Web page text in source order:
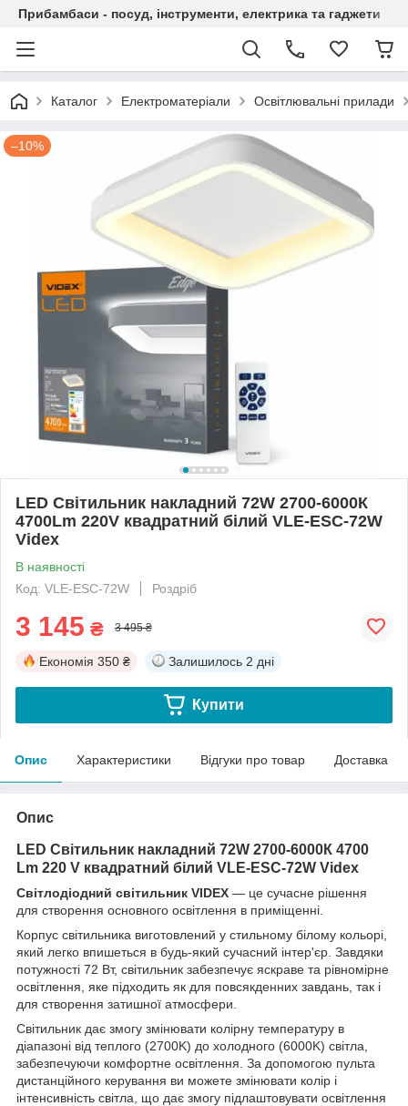
Прибамбаси - посуд, інструменти, електрика та гаджети
Каталог Електроматеріали Освітлювальні прилади
–10%
LED Світильник накладний 72W 2700-6000К
4700Lm 220V квадратний білий VLE-ESC-72W
Videx
В наявності
Код: VLE-ESC-72W
Роздріб
3 145 ₴ 3 495 ₴
Економія 350 ₴ Залишилось 2 дні
Купити
Опис Характеристики Відгуки про товар Доставка
Опис
LED Світильник накладний 72W 2700-6000К 4700
Lm 220 V квадратний білий VLE-ESC-72W Videx
Світлодіодний світильник VIDEX — це сучасне рішення
для створення основного освітлення в приміщенні.
Корпус світильника виготовлений у стильному білому кольорі,
який легко впишеться в будь-який сучасний інтер'єр. Завдяки
потужності 72 Вт, світильник забезпечує яскраве та рівномірне
освітлення, яке підходить як для повсякденних завдань, так і
для створення затишної атмосфери.
Світильник дає змогу змінювати колірну температуру в
діапазоні від теплого (2700K) до холодного (6000K) світла,
забезпечуючи комфортне освітлення. За допомогою пульта
дистанційного керування ви можете змінювати колір і
інтенсивність світла, що дає змогу підлаштовувати освітлення